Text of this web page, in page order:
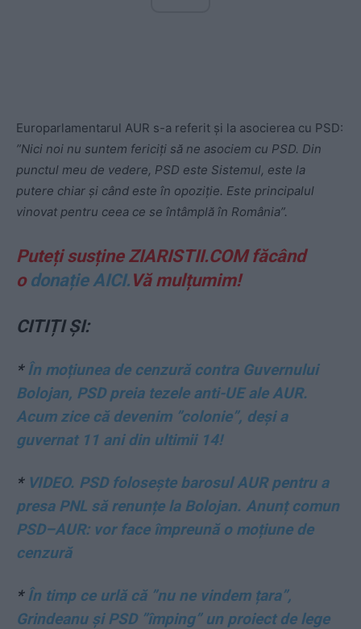
Europarlamentarul AUR s-a referit și la asocierea cu PSD:
”Nici noi nu suntem fericiți să ne asociem cu PSD. Din
punctul meu de vedere, PSD este Sistemul, este la
putere chiar și când este în opoziție. Este principalul
vinovat pentru ceea ce se întâmplă în România”.
Puteți susține ZIARISTII.COM făcând
o donație AICI. Vă mulțumim!
CITIȚI ȘI:
* În moțiunea de cenzură contra Guvernului
Bolojan, PSD preia tezele anti-UE ale AUR.
Acum zice că devenim ”colonie”, deși a
guvernat 11 ani din ultimii 14!
* VIDEO. PSD folosește barosul AUR pentru a
presa PNL să renunțe la Bolojan. Anunț comun
PSD–AUR: vor face împreună o moțiune de
cenzură
* În timp ce urlă că ”nu ne vindem țara”,
Grindeanu și PSD ”împing” un proiect de lege